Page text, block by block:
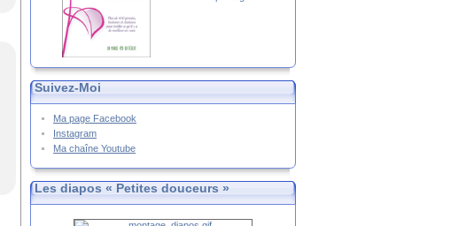
Suivez-Moi
Ma page Facebook
Instagram
Ma chaîne Youtube
Les diapos « Petites douceurs »